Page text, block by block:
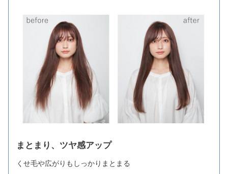
まとまり、ツヤ感アップ
くせ毛や広がりもしっかりまとまる